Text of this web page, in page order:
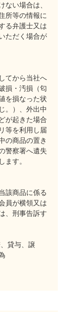
い場合は、
所等の情報に
る弁護士又は
ただく場合が
てから当社へ
損・汚損（匂
を損なった状
。）、外出中
が起きた場合
等を利用し届
の商品の置き
警察署へ遺失
す。
該商品に係る
員が横領又は
、刑事告訴す
貸与、譲